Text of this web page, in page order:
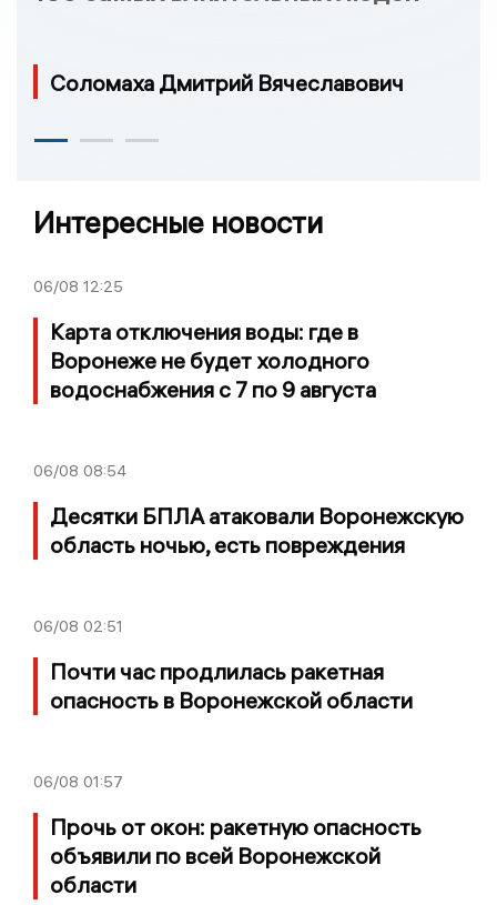
Соломаха Дмитрий Вячеславович
Интересные новости
06/08 12:25
Карта отключения воды: где в
Воронеже не будет холодного
водоснабжения с 7 по 9 августа
06/08 08:54
Десятки БПЛА атаковали Воронежскую
область ночью, есть повреждения
06/08 02:51
Почти час продлилась ракетная
опасность в Воронежской области
06/08 01:57
Прочь от окон: ракетную опасность
объявили по всей Воронежской
области